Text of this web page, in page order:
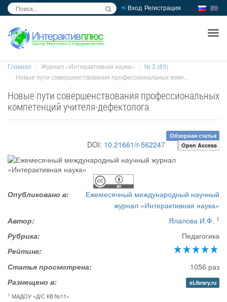
Вход Регистрация
Главная Журнал «Интерактивная наука»
№ 3 (89)
Новые пути совершенствования профессиональных комп...
Новые пути совершенствования профессиональных
компетенций учителя-дефектолога
Обзорная статья
DOI: 10.21661/r-562247 Open Access
Опубликовано в:
Ежемесячный международный научный
журнал «Интерактивная наука»
Автор:
Ялалова И.Ф. 1
Рубрика:
Педагогика
Рейтинг:
Статья просмотрена:
1056 раз
Размещено в:
eLibrary.ru
1 МАДОУ «Д/С КВ №11»